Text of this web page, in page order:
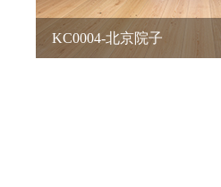
KC0004-北京院子